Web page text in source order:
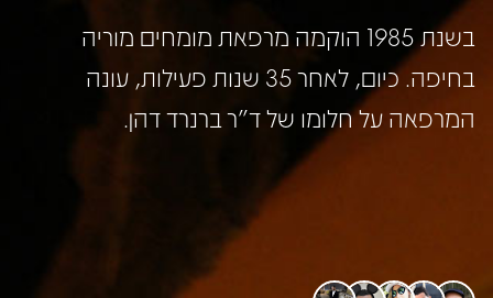
בשנת 1985 הוקמה מרפאת מומחים מוריה
בחיפה. כיום, לאחר 35 שנות פעילות, עונה
המרפאה על חלומו של ד"ר ברנרד דהן.